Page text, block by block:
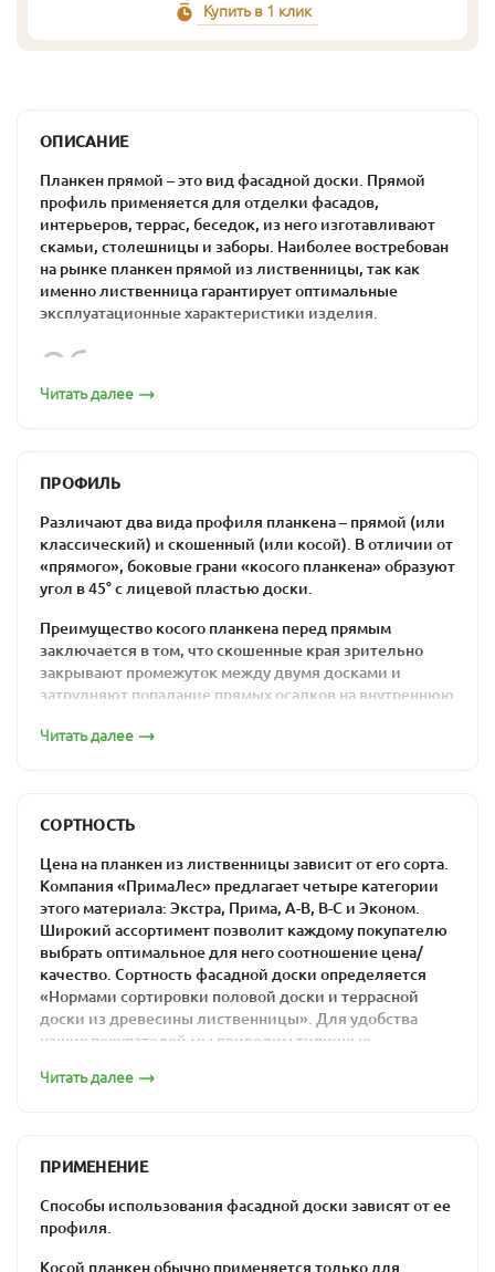
Купить в 1 клик
ОПИСАНИЕ
Планкен прямой – это вид фасадной доски. Прямой
профиль применяется для отделки фасадов,
интерьеров, террас, беседок, из него изготавливают
скамьи, столешницы и заборы. Наиболее востребован
на рынке планкен прямой из лиственницы, так как
именно лиственница гарантирует оптимальные
эксплуатационные характеристики изделия.
Обшивка из
лиственницы по
бюджетно, надежно,
удобно
Прямой декинг из лиственницы монтируется с
технологическими зазорами между планками: эти
Поскольку этот отделочный материал часто
используется «на свежем воздухе», важно, чтобы он
мог переносить перепады температуры и влажности
без какого-либо ущерба. Именно это качество
считается одной из основных характеристик
лиственницы.
Москве: материалы из отечественного сырья гораздо
дешевле импортных аналогов.
Читать далее
ПРОФИЛЬ
Различают два вида профиля планкена – прямой (или
классический) и скошенный (или косой). В отличии от
«прямого», боковые грани «косого планкена» образуют
угол в 45° с лицевой пластью доски.
Преимущество косого планкена перед прямым
заключается в том, что скошенные края зрительно
закрывают промежуток между двумя досками и
затрудняют попадание прямых осадков на внутреннюю
монтаж скошенного планкена значительно более
Планкен 20х115
Планкен 20х140
Читать далее
СОРТНОСТЬ
Цена на планкен из лиственницы зависит от его сорта.
Компания «ПримаЛес» предлагает четыре категории
этого материала: Экстра, Прима, А-В, В-С и Эконом.
Широкий ассортимент позволит каждому покупателю
выбрать оптимальное для него соотношение цена/
качество. Сортность фасадной доски определяется
«Нормами сортировки половой доски и террасной
доски из древесины лиственницы». Для удобства
наших покупателей мы приводим типичные
Читать далее
ПРИМЕНЕНИЕ
Способы использования фасадной доски зависят от ее
профиля.
Косой планкен обычно применяется только для